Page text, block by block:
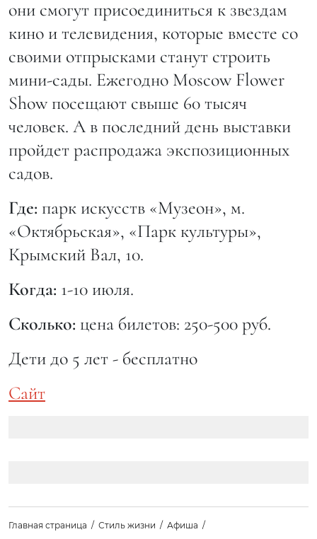
они смогут присоединиться к звездам
кино и телевидения, которые вместе со
своими отпрысками станут строить
мини-сады. Ежегодно Moscow Flower
Show посещают свыше 60 тысяч
человек. А в последний день выставки
пройдет распродажа экспозиционных
садов.
Где: парк искусств «Музеон», м.
«Октябрьская», «Парк культуры»,
Крымский Вал, 10.
Когда: 1-10 июля.
Сколько: цена билетов: 250-500 руб.
Дети до 5 лет - бесплатно
Сайт
Главная страница Стиль жизни Афиша